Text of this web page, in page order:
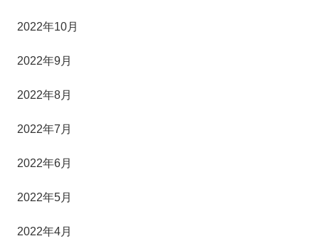
2022年10月
2022年9月
2022年8月
2022年7月
2022年6月
2022年5月
2022年4月